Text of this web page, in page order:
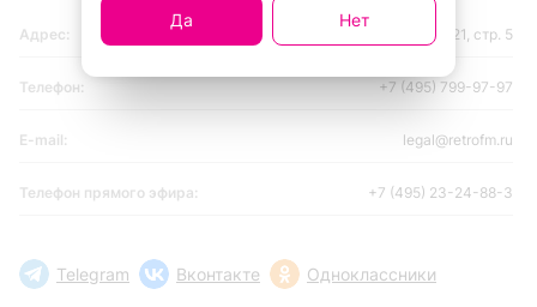
Да Нет
Адрес: 109004, Москва, ул. Станиславского, 21, стр. 5
Телефон: +7 (495) 799-97-97
E-mail: legal@retrofm.ru
Телефон прямого эфира: +7 (495) 23-24-88-3
Telegram Вконтакте Одноклассники